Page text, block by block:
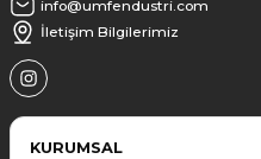
info@umfendustri.com
İletişim Bilgilerimiz
KURUMSAL